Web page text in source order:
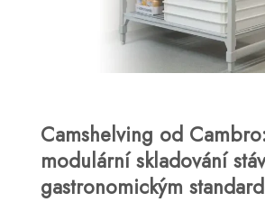
Camshelving od
modulární skladování
gastronomickým